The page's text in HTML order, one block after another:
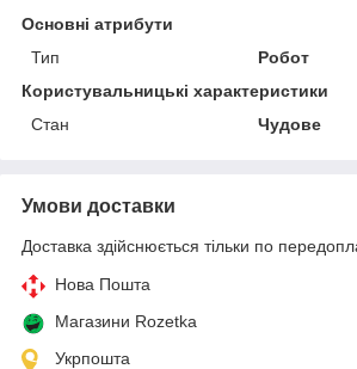
Основні атрибути
Тип
Робот
Користувальницькі характеристики
Стан
Чудове
Умови доставки
Доставка здійснюється тільки по
Нова Пошта
Магазини Rozetka
Укрпошта